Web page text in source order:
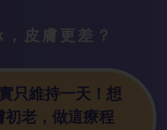
，皮膚更差？
只維持一天！想
初老，做這療程